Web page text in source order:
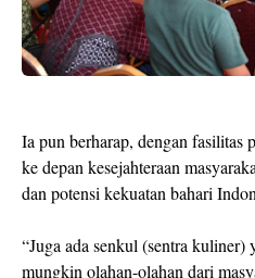
Ia pun berharap, dengan fasilitas
ke depan kesejahteraan
dan potensi kekuatan bahari
“Juga ada senkul (sentra kuliner)
mungkin olahan-olahan dari